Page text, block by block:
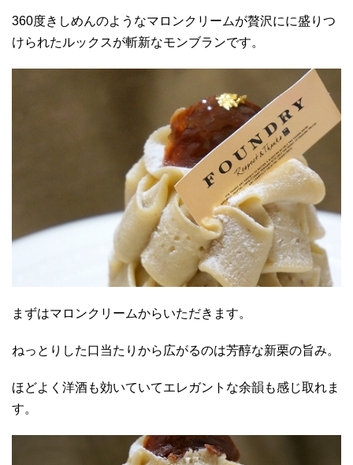
360度きしめんのようなマロンクリームが贅沢にに盛りつ
けられたルックスが斬新なモンブランです。
まずはマロンクリームからいただきます。
ねっとりした口当たりから広がるのは芳醇な新栗の旨み。
ほどよく洋酒も効いていてエレガントな余韻も感じ取れま
す。